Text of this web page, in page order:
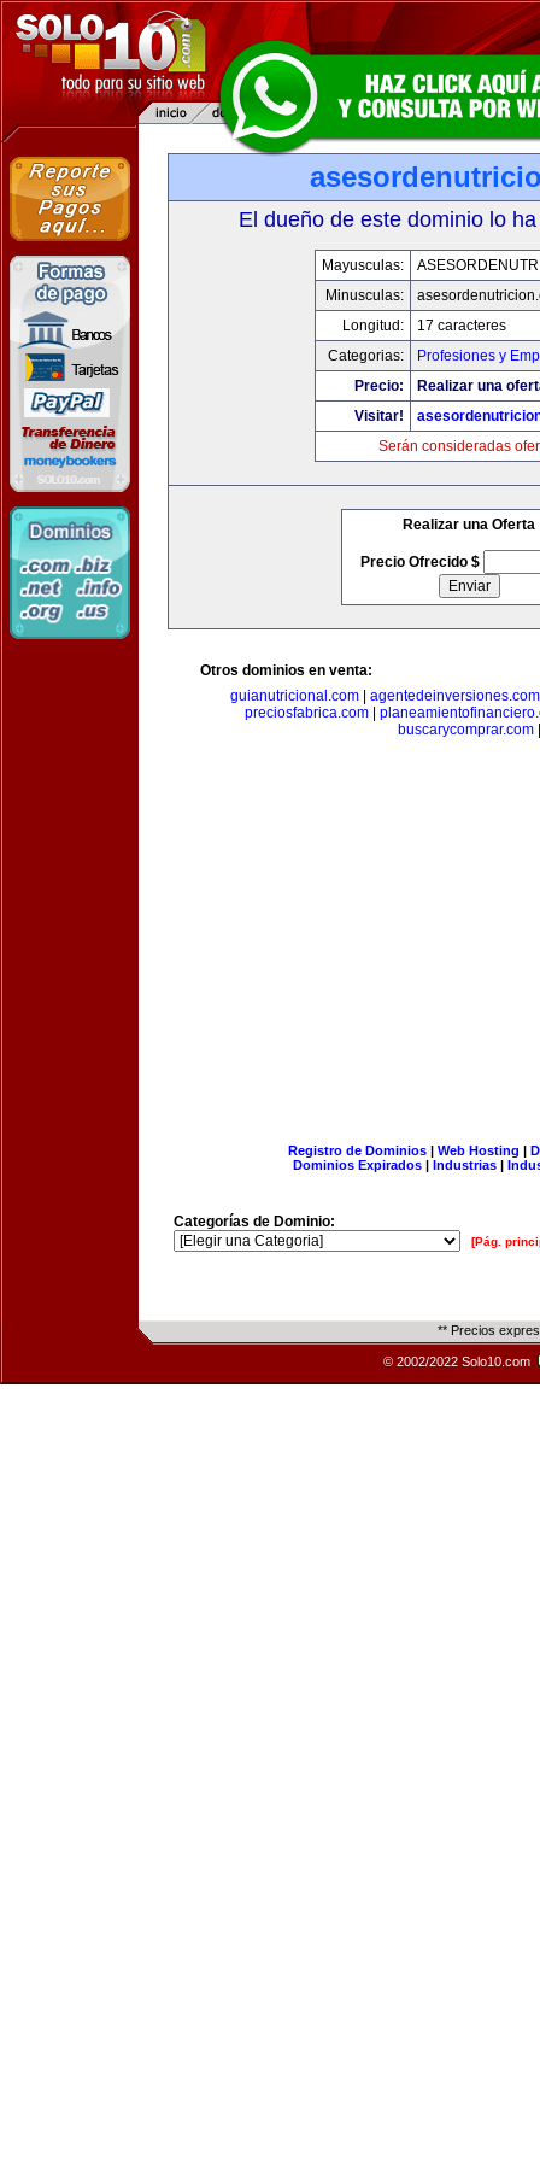
El dueño de este dominio lo
Mayusculas:
Minusculas:
Longitud:
17 caracteres
Categorias:
Profesiones y
Precio:
Realizar una
Visitar!
Serán consideradas
Realizar una Oferta
Precio Ofrecido $
Otros dominios en venta:
guianutricional.com
agentedeinversiones.com
preciosfabrica.com|
buscarycomprar.com|
Registro de Dominios| Web Hosting |
Dominios Expirados | Industrias |
Categorías de Dominio:
[Pág.
** Precios
© 2002/2022 Solo10.com